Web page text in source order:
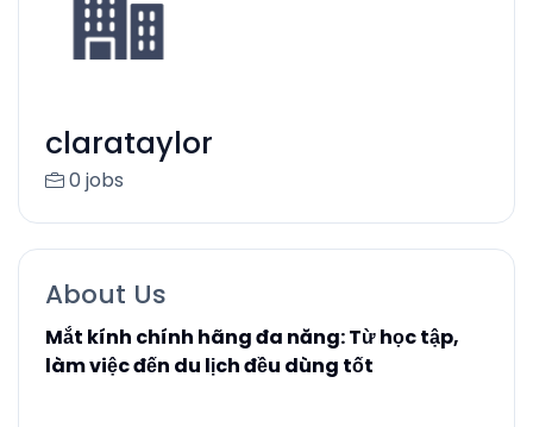
clarataylor
0 jobs
About Us
Mắt kính chính hãng đa năng: Từ học tập,
làm việc đến du lịch đều dùng tốt